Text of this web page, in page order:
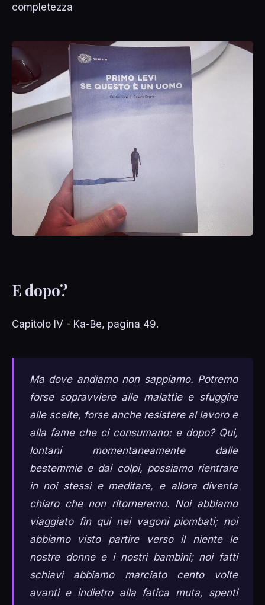
completezza
E dopo?
Capitolo IV - Ka-Be, pagina 49.
Ma dove andiamo non sappiamo. Potremo
forse sopravviere alle malattie e sfuggire
alle scelte, forse anche resistere al lavoro e
alla fame che ci consumano: e dopo? Qui,
lontani momentaneamente dalle
bestemmie e dai colpi, possiamo rientrare
in noi stessi e meditare, e allora diventa
chiaro che non ritorneremo. Noi abbiamo
viaggiato fin qui nei vagoni piombati; noi
abbiamo visto partire verso il niente le
nostre donne e i nostri bambini; noi fatti
schiavi abbiamo marciato cento volte
avanti e indietro alla fatica muta, spenti